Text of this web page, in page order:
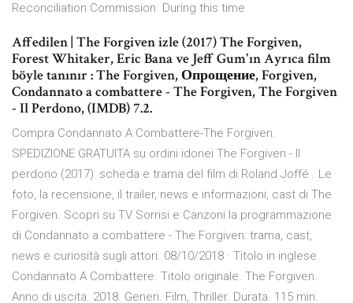
Reconciliation Commission. During this time
Affedilen | The Forgiven izle (2017) The Forgiven,
Forest Whitaker, Eric Bana ve Jeff Gum'ın Ayrıca film
böyle tanınır : The Forgiven, Опрощение, Forgiven,
Condannato a combattere - The Forgiven, The Forgiven
- Il Perdono, (IMDB) 7.2.
Compra Condannato A Combattere-The Forgiven.
SPEDIZIONE GRATUITA su ordini idonei The Forgiven - Il
perdono (2017): scheda e trama del film di Roland Joffé . Le
foto, la recensione, il trailer, news e informazioni, cast di The
Forgiven. Scopri su TV Sorrisi e Canzoni la programmazione
di Condannato a combattere - The Forgiven: trama, cast,
news e curiosità sugli attori. 08/10/2018 · Titolo in inglese.
Condannato A Combattere. Titolo originale. The Forgiven.
Anno di uscita. 2018. Generi. Film, Thriller. Durata. 115 min.